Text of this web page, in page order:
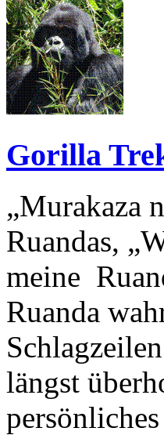
Gorilla
„Murakaza
Ruandas,
meine
Ruanda
längst